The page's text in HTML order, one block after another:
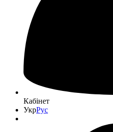
Кабінет
УкрРус